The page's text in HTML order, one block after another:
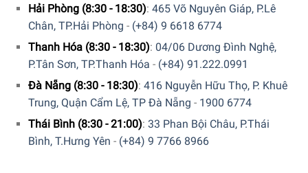
Hải Phòng (8:30 - 18:30): 465 Võ Nguyên Giáp, P.Lê
Chân, TP.Hải Phòng - (+84) 9 6618 6774
Thanh Hóa (8:30 - 18:30): 04/06 Dương Đình Nghệ,
P.Tân Sơn, TP.Thanh Hóa - (+84) 91.222.0991
Đà Nẵng (8:30 - 18:30): 416 Nguyễn Hữu Thọ, P. Khuê
Trung, Quận Cẩm Lệ, TP Đà Nẵng - 1900 6774
Thái Bình (8:30 - 21:00): 33 Phan Bội Châu, P.Thái
Bình, T.Hưng Yên - (+84) 9 7766 8966